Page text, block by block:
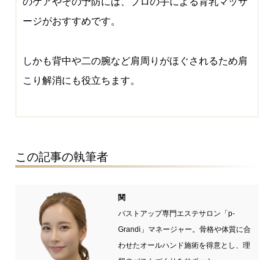
ージがおすすめです。
しかも背中や二の腕など肩周りがほぐされるため肩
こり解消にも役立ちます。
この記事の執筆者
関
バストアップ専門エステサロン「p-
Grandi」マネージャー。骨格や体質に合
わせたオールハンド施術を得意とし、理